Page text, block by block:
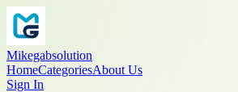
Mikegabsolution
HomeCategoriesAbout Us
Sign In